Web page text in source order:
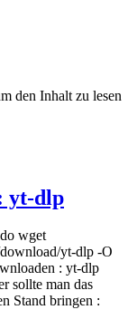
den Inhalt zu lesen
yt-dlp
wget
yt-dlp -O
: yt-dlp
sollte man das
Stand bringen :